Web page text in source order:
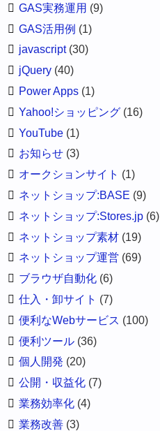
GAS実務運用 (9)
GAS活用例 (1)
javascript(30)
jQuery (40)
Power Apps (1)
Yahoo!ショッピング (16)
YouTube (1)
お知らせ (3)
オークションサイト (1)
ネットショップ:BASE (9)
ネットショップ:Stores.jp (6)
ネットショップ素材 (19)
ネットショップ運営 (69)
ブラウザ自動化 (6)
仕入・卸サイト (7)
便利なWebサービス (100)
便利ツール (36)
個人開発 (20)
公開・収益化 (7)
業務効率化 (4)
業務改善 (3)